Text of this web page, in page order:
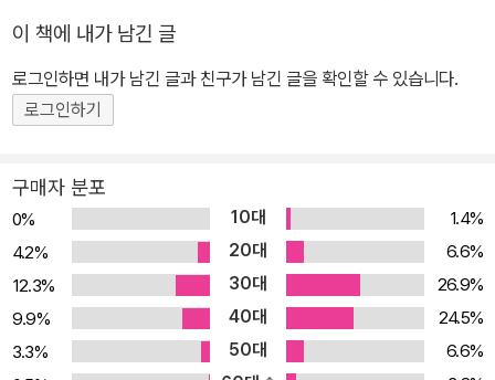
고 구원을 갈구하는 인간에 관한 이야기이다. 마틴 루서 킹, 존 레논
등 시대의 영적 지도자들이 하나둘 암살되고 세상은 달라지는 게 없
는 듯한 1980년대 초반 미국의 절망적인 상황이 유례없는 불황과 정
초월한 걸작이라 하겠다. ■ 이 책은... 죽는 순간까지 멈추지 않았던
필립 K. 딕의 도전 『티모시 아처의 환생』은 일견 전작 『발리스』 『성스
러운 침입』과는 매우 다른 작품으로 보인다. 일단 장르소설이 아니다.
『발리스』처럼 우리가 사는 세계의 이야기처럼 시작을 했지만 사실 세
계를 만든 이들이 외계인이며 인공위성과 같은 형태로 ‘발리스’가 그
들을 구출하기 위해 왔다는 것이 사실로 등장하는 대체 역사 소설이
아니다. 미래를 배경으로 했으며 아예 ‘신’과 ‘악마’가 등장해서 대결
이 책에 내가 남긴 글
로그인하면 내가 남긴 글과 친구가 남긴 글을 확인할 수 있습니다.
로그인하기
구매자 분포
0% 10대
1.4%
4.2%
20대
6.6%
12.3%
30대
26.9%
9.9%
40대
24.5%
3.3%
50대
6.6%